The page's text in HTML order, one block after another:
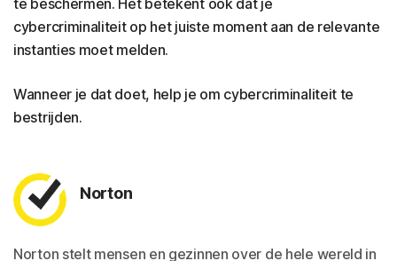
te beschermen. Het betekent ook dat je
cybercriminaliteit op het juiste moment aan de relevante
instanties moet melden.
Wanneer je dat doet, help je om cybercriminaliteit te
bestrijden.
Norton
Norton stelt mensen en gezinnen over de hele wereld in